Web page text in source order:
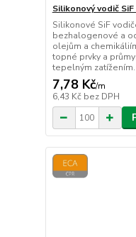
Silikonový vodič
Silikonové SiF
bezhalogenové a
olejům a
topné prvky a
tepelným zatížením.
7,78 Kč/m
6,43 Kč bez DPH